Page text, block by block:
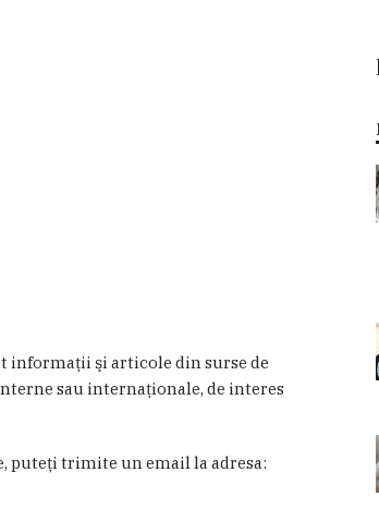
informaţii şi articole din surse de
sau internaţionale, de interes
puteţi trimite un email la adresa: